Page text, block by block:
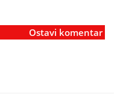
Ostavi komentar